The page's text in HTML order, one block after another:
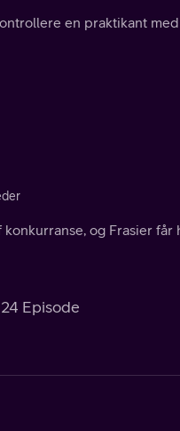
en praktikant
og Frasier
Episode